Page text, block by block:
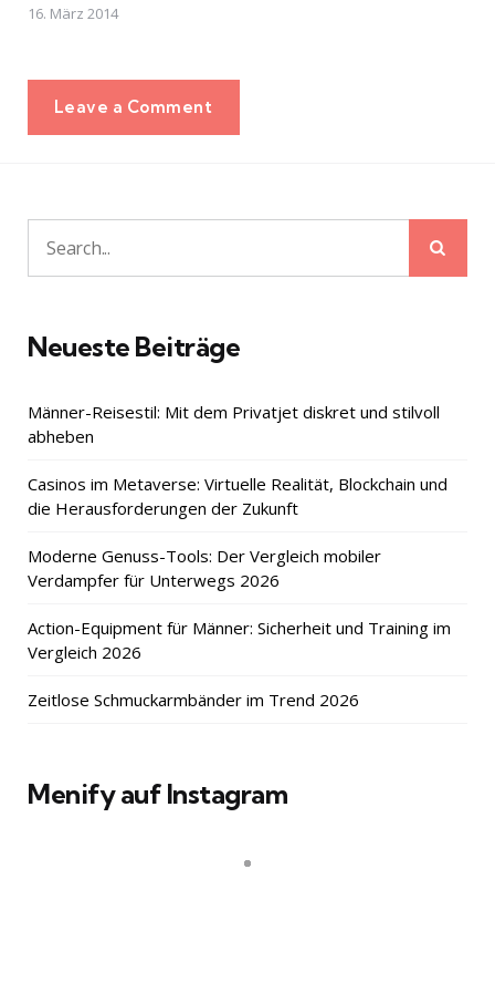
16. März 2014
Leave a Comment
Search
for:
Neueste Beiträge
Männer-Reisestil: Mit dem Privatjet diskret und stilvoll
abheben
Casinos im Metaverse: Virtuelle Realität, Blockchain und
die Herausforderungen der Zukunft
Moderne Genuss-Tools: Der Vergleich mobiler
Verdampfer für Unterwegs 2026
Action-Equipment für Männer: Sicherheit und Training im
Vergleich 2026
Zeitlose Schmuckarmbänder im Trend 2026
Menify auf Instagram